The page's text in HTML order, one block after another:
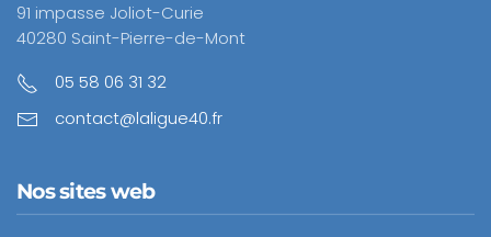
91 impasse Joliot-Curie
40280 Saint-Pierre-de-Mont
05 58 06 31 32
contact@laligue40.fr
Nos sites web